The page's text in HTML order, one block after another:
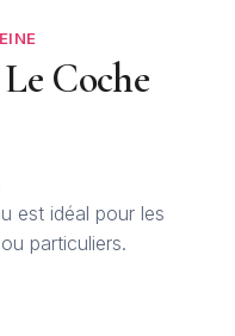
Coche
est idéal pour les
particuliers.